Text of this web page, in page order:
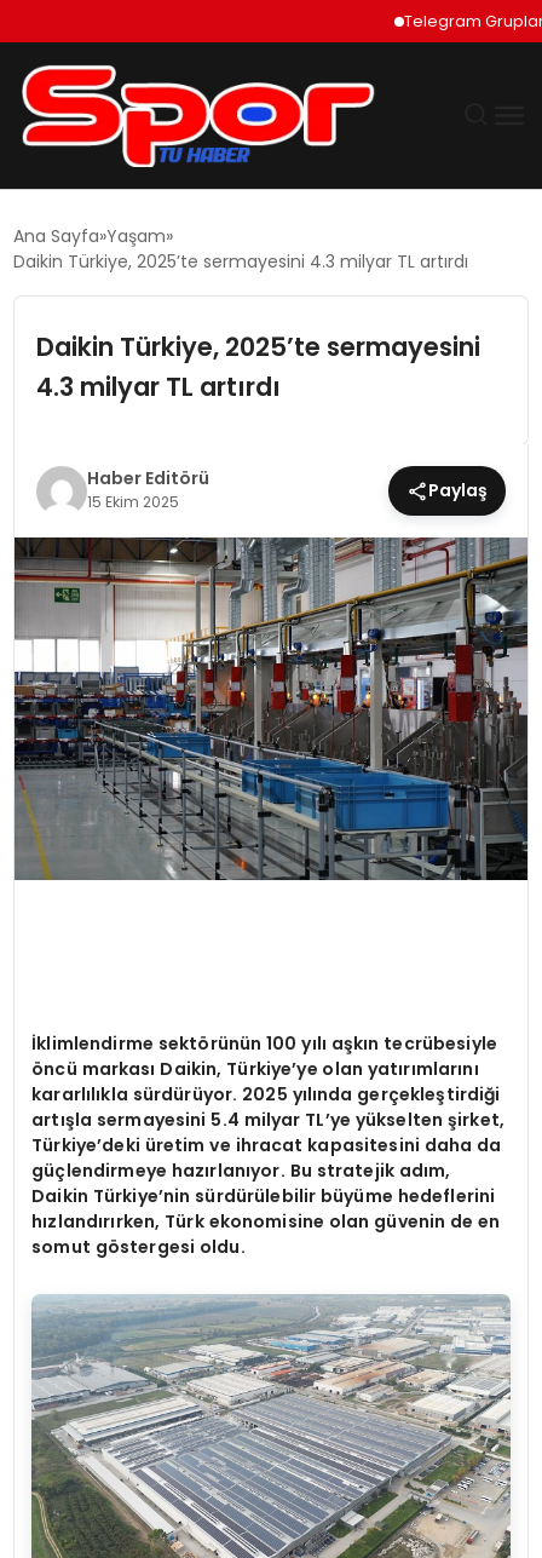
Telegram Grupları
EKONOMI
TEKNOLOJI
EĞITIM
MAGAZIN
SPOR
YAŞAM
Ana Sayfa Yaşam
Daikin Türkiye, 2025’te sermayesini 4.3 milyar TL artırdı
Daikin Türkiye, 2025’te sermayesini
4.3 milyar TL artırdı
Haber Editörü
15 Ekim 2025 Paylaş
İklimlendirme sektörünün 100 yılı aşkın tecrübesiyle
öncü markası Daikin, Türkiye’ye olan yatırımlarını
kararlılıkla sürdürüyor. 2025 yılında gerçekleştirdiği
artışla sermayesini 5.4 milyar TL’ye yükselten şirket,
Türkiye’deki üretim ve ihracat kapasitesini daha da
güçlendirmeye hazırlanıyor. Bu stratejik adım,
Daikin Türkiye’nin sürdürülebilir büyüme hedeflerini
hızlandırırken, Türk ekonomisine olan güvenin de en
somut göstergesi oldu.